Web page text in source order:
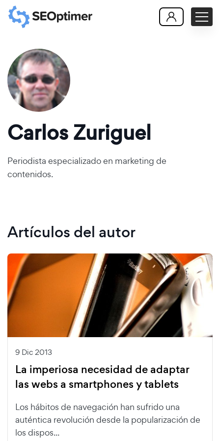
Carlos Zuriguel
Periodista especializado en marketing de
contenidos.
Artículos del autor
9 Dic 2013
La imperiosa necesidad de adaptar
las webs a smartphones y tablets
Los hábitos de navegación han sufrido una
auténtica revolución desde la popularización de
los dispos...